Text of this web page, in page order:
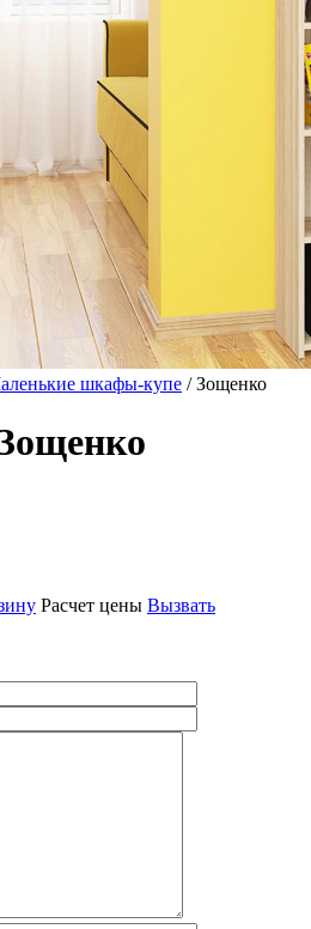
шкафы-купе / Зощенко
Расчет цены Вызвать